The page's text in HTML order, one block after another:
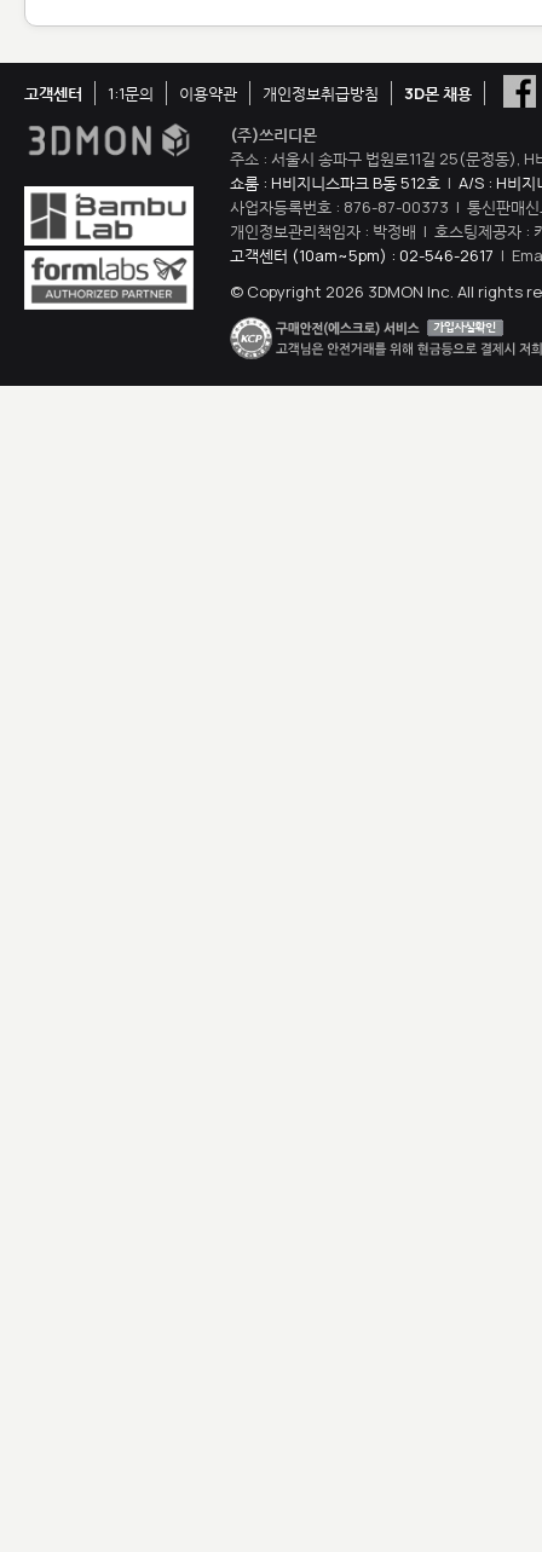
고객센터 1:1문의 이용약관 개인정보취급방침
3D몬 채용
(주)쓰리디몬
주소 : 서울시 송파구 법원로11길 25(문정동),
쇼룸 : H비지니스파크 B동 512호 | A/S : H비지
사업자등록번호 : 876-87-00373 | 통신판매
개인정보관리책임자 : 박정배 | 호스팅제공자 :
고객센터 (10am~5pm) : 02-546-2617 |
© Copyright 2026 3DMON Inc. All rights